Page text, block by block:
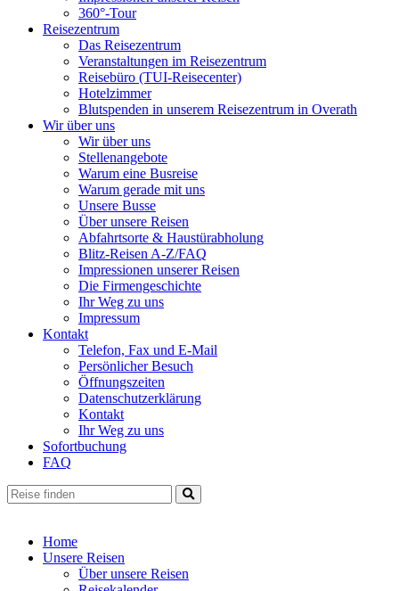
360°-Tour
Reisezentrum
Das Reisezentrum
Veranstaltungen im Reisezentrum
Reisebüro (TUI-Reisecenter)
Hotelzimmer
Blutspenden in unserem Reisezentrum in Overath
Wir über uns
Wir über uns
Stellenangebote
Warum eine Busreise
Warum gerade mit uns
Unsere Busse
Über unsere Reisen
Abfahrtsorte & Haustürabholung
Blitz-Reisen A-Z/FAQ
Impressionen unserer Reisen
Die Firmengeschichte
Ihr Weg zu uns
Impressum
Kontakt
Telefon, Fax und E-Mail
Persönlicher Besuch
Öffnungszeiten
Datenschutzerklärung
Kontakt
Ihr Weg zu uns
Sofortbuchung
FAQ
Home
Unsere Reisen
Über unsere Reisen